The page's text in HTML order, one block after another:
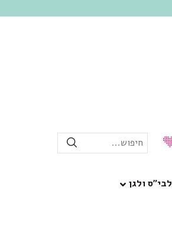
חיפוש...
לבי”ס ולגן